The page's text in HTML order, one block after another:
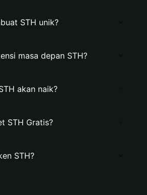
STH unik?
masa depan STH?
akan naik?
STH Gratis?
STH?